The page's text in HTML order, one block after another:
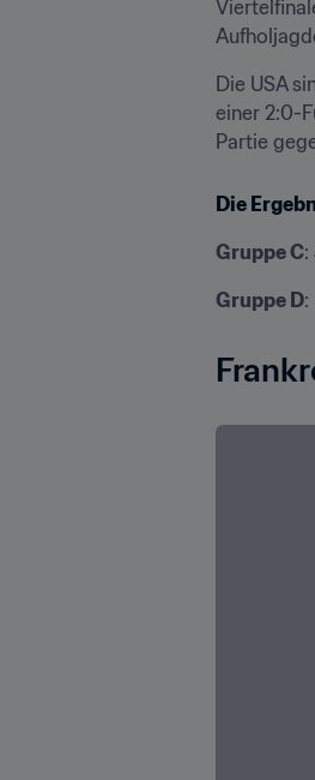
Die USA
einer 2:0-
Partie
Die
Gruppe C:
Gruppe D: